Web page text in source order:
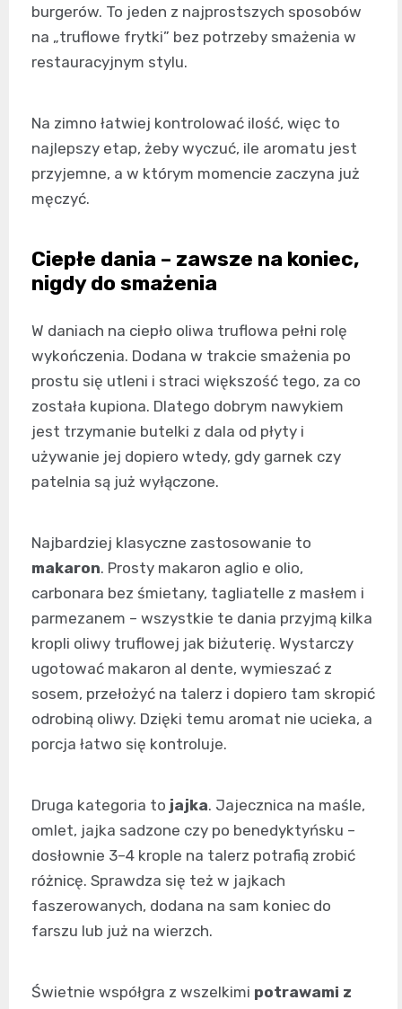
burgerów. To jeden z najprostszych sposobów
na „truflowe frytki” bez potrzeby smażenia w
restauracyjnym stylu.
Na zimno łatwiej kontrolować ilość, więc to
najlepszy etap, żeby wyczuć, ile aromatu jest
przyjemne, a w którym momencie zaczyna już
męczyć.
Ciepłe dania – zawsze na koniec,
nigdy do smażenia
W daniach na ciepło oliwa truflowa pełni rolę
wykończenia. Dodana w trakcie smażenia po
prostu się utleni i straci większość tego, za co
została kupiona. Dlatego dobrym nawykiem
jest trzymanie butelki z dala od płyty i
używanie jej dopiero wtedy, gdy garnek czy
patelnia są już wyłączone.
Najbardziej klasyczne zastosowanie to
makaron. Prosty makaron aglio e olio,
carbonara bez śmietany, tagliatelle z masłem i
parmezanem – wszystkie te dania przyjmą kilka
kropli oliwy truflowej jak biżuterię. Wystarczy
ugotować makaron al dente, wymieszać z
sosem, przełożyć na talerz i dopiero tam skropić
odrobiną oliwy. Dzięki temu aromat nie ucieka, a
porcja łatwo się kontroluje.
Druga kategoria to jajka. Jajecznica na maśle,
omlet, jajka sadzone czy po benedyktyńsku –
dosłownie 3–4 krople na talerz potrafią zrobić
różnicę. Sprawdza się też w jajkach
faszerowanych, dodana na sam koniec do
farszu lub już na wierzch.
Świetnie współgra z wszelkimi potrawami z